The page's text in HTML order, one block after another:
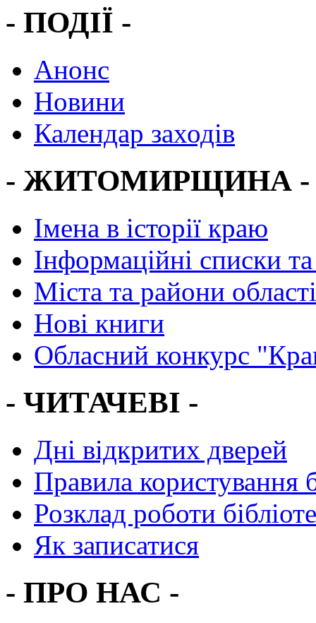
- ПОДІЇ -
Анонс
Новини
Календар заходів
- ЖИТОМИРЩИНА -
Імена в історії краю
Інформаційні списки
Міста та райони області
Нові книги
Обласний конкурс
- ЧИТАЧЕВІ -
Дні відкритих дверей
Правила користування
Розклад роботи
Як записатися
- ПРО НАС -